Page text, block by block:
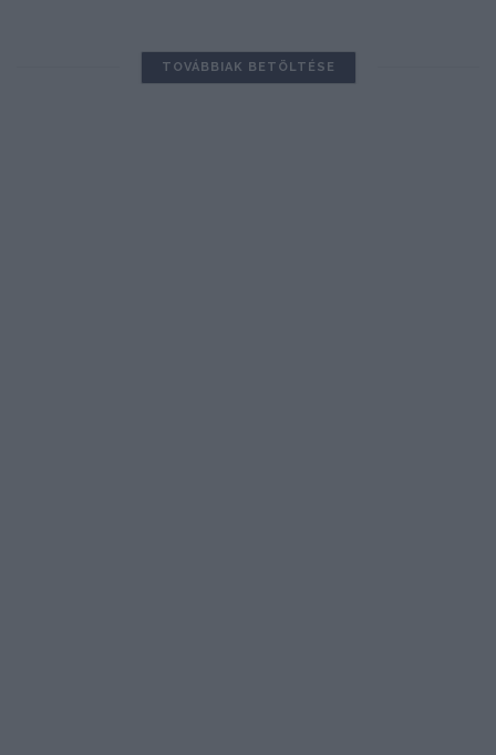
TOVÁBBIAK BETÖLTÉSE